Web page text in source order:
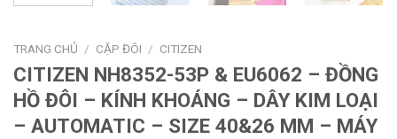
TRANG CHỦ / CẶP ĐÔI / CITIZEN
CITIZEN NH8352-53P & EU6062 – ĐỒNG
HỒ ĐÔI – KÍNH KHOÁNG – DÂY KIM LOẠI
– AUTOMATIC – SIZE 40&26 MM – MÁY